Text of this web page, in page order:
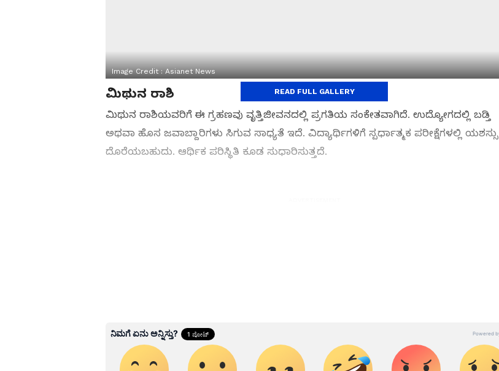
Image Credit :Asianet News
ಮಿಥುನ ರಾಶಿ
ಮಿಥುನ ರಾಶಿಯವರಿಗೆ ಈ ಗ್ರಹಣವು ವೃತ್ತಿಜೀವನದಲ್ಲಿ ಪ್ರಗತಿಯ ಸಂಕೇತವಾಗಿದೆ. ಉದ್ಯೋಗದಲ್ಲಿ ಬಡ್ತಿ
ಅಥವಾ ಹೊಸ ಜವಾಬ್ದಾರಿಗಳು ಸಿಗುವ ಸಾಧ್ಯತೆ ಇದೆ. ವಿದ್ಯಾರ್ಥಿಗಳಿಗೆ ಸ್ಪರ್ಧಾತ್ಮಕ ಪರೀಕ್ಷೆಗಳಲ್ಲಿ ಯಶಸ್ಸು
ದೊರೆಯಬಹುದು. ಆರ್ಥಿಕ ಪರಿಸ್ಥಿತಿ ಕೂಡ ಸುಧಾರಿಸುತ್ತದೆ.
READ FULL GALLERY